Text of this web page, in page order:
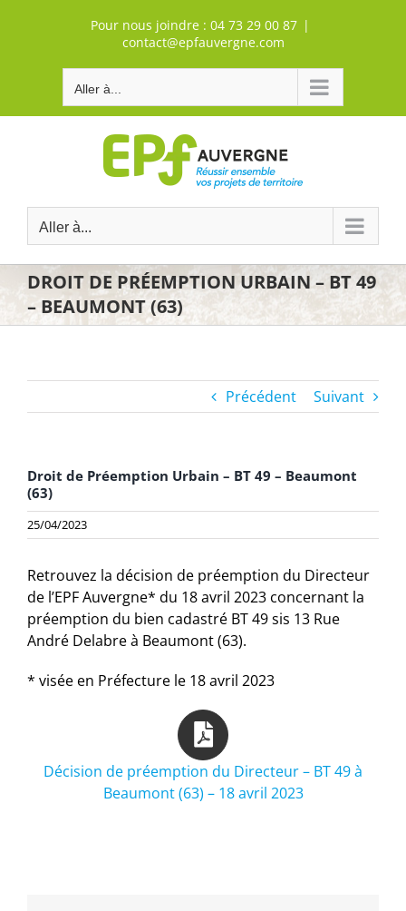
Pour nous joindre : 04 73 29 00 87 |
contact@epfauvergne.com
Aller à...
Aller à...
DROIT DE PRÉEMPTION URBAIN – BT 49
– BEAUMONT (63)
Précédent Suivant
Droit de Préemption Urbain – BT 49 – Beaumont
(63)
25/04/2023
Retrouvez la décision de préemption du Directeur
de l’EPF Auvergne* du 18 avril 2023 concernant la
préemption du bien cadastré BT 49 sis 13 Rue
André Delabre à Beaumont (63).
* visée en Préfecture le 18 avril 2023
Décision de préemption du Directeur – BT 49 à
Beaumont (63) – 18 avril 2023